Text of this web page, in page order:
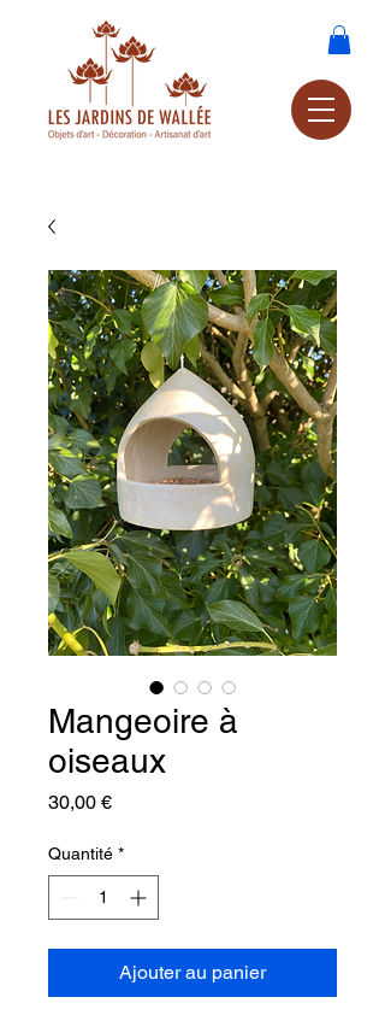
Mangeoire à
oiseaux
30,00 €Prix
Quantité *
Ajouter au panier